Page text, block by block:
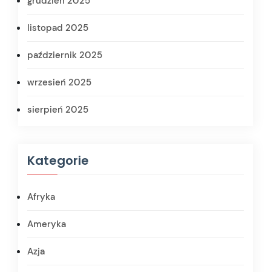
listopad 2025
październik 2025
wrzesień 2025
sierpień 2025
Kategorie
Afryka
Ameryka
Azja